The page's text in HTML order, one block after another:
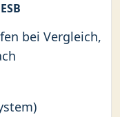
bei Vergleich,